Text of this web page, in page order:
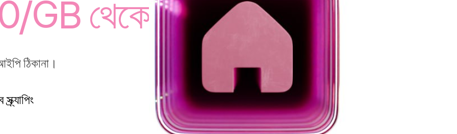
GB থেকে
ঠিকানা।